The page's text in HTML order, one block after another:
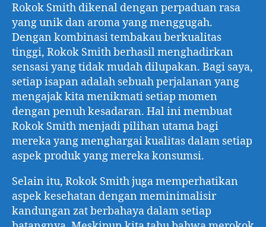
Rokok Smith dikenal dengan perpaduan rasa
yang unik dan aroma yang menggugah.
Dengan kombinasi tembakau berkualitas
tinggi, Rokok Smith berhasil menghadirkan
sensasi yang tidak mudah dilupakan. Bagi saya,
setiap isapan adalah sebuah perjalanan yang
mengajak kita menikmati setiap momen
dengan penuh kesadaran. Hal ini membuat
Rokok Smith menjadi pilihan utama bagi
mereka yang menghargai kualitas dalam setiap
aspek produk yang mereka konsumsi.
Selain itu, Rokok Smith juga memperhatikan
aspek kesehatan dengan meminimalisir
kandungan zat berbahaya dalam setiap